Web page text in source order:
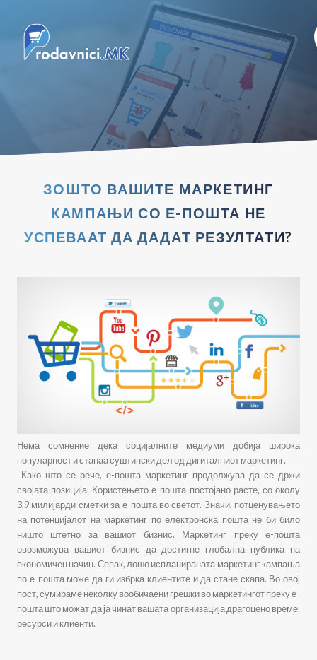
ЗОШТО ВАШИТЕ МАРКЕТИНГ
КАМПАЊИ СО Е-ПОШТА НЕ
УСПЕВААТ ДА ДАДАТ РЕЗУЛТАТИ?
Нема сомнение дека социјалните медиуми добија широка
популарност и станаа суштински дел од дигиталниот маркетинг.
Како што се рече, е-пошта маркетинг продолжува да се држи
својата позиција. Користењето е-пошта постојано расте, со околу
3,9 милијарди сметки за е-пошта во светот. Значи, потценувањето
на потенцијалот на маркетинг по електронска пошта не би било
ништо штетно за вашиот бизнис. Маркетинг преку е-пошта
овозможува вашиот бизнис да достигне глобална публика на
економичен начин. Сепак, лошо испланираната маркетинг кампања
по е-пошта може да ги избрка клиентите и да стане скапа. Во овој
пост, сумираме неколку вообичаени грешки во маркетингот преку е-
пошта што можат да ја чинат вашата организација драгоцено време,
ресурси и клиенти.